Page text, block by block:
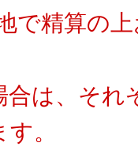
で精算の
合は、それ
。